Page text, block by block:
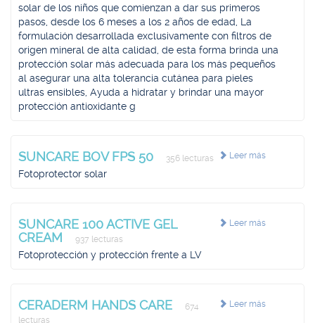
solar de los niños que comienzan a dar sus primeros
pasos, desde los 6 meses a los 2 años de edad, La
formulación desarrollada exclusivamente con filtros de
origen mineral de alta calidad, de esta forma brinda una
protección solar más adecuada para los más pequeños
al asegurar una alta tolerancia cutánea para pieles
ultras ensibles, Ayuda a hidratar y brindar una mayor
protección antioxidante g
Leer más
SUNCARE BOV FPS 50 356 lecturas
Fotoprotector solar
Leer más
SUNCARE 100 ACTIVE GEL
CREAM
937 lecturas
Fotoprotección y protección frente a LV
Leer más
CERADERM HANDS CARE
674
lecturas